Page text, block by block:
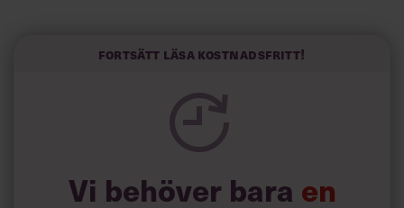
kompetenta och stå med båda fötterna på jorden. Hellre
spelevink i högklackat, är hur jag brukar sammanfatta de
önskningar som svenskarna för fram i undersökningar.”
Siri Wikander: ”Led som i
Fortsätt läsa kostnadsfritt!
Vi behöver bara en